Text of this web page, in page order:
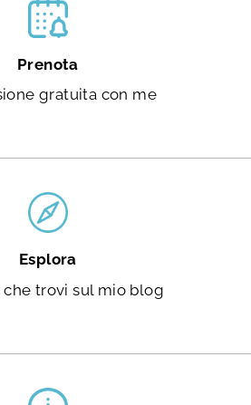
Prenota
gratuita con me
Esplora
che trovi sul mio blog